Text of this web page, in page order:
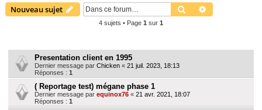
c
e
Nouveau sujet Rechercher
4 sujets • Page 1 sur 1
Presentation client en 1995
Dernier message par Chicken « 21 juil. 2023, 18:13
Réponses : 1
( Reportage test) mégane phase 1
Dernier message par equinox76 « 21 avr. 2021, 18:07
Réponses : 1